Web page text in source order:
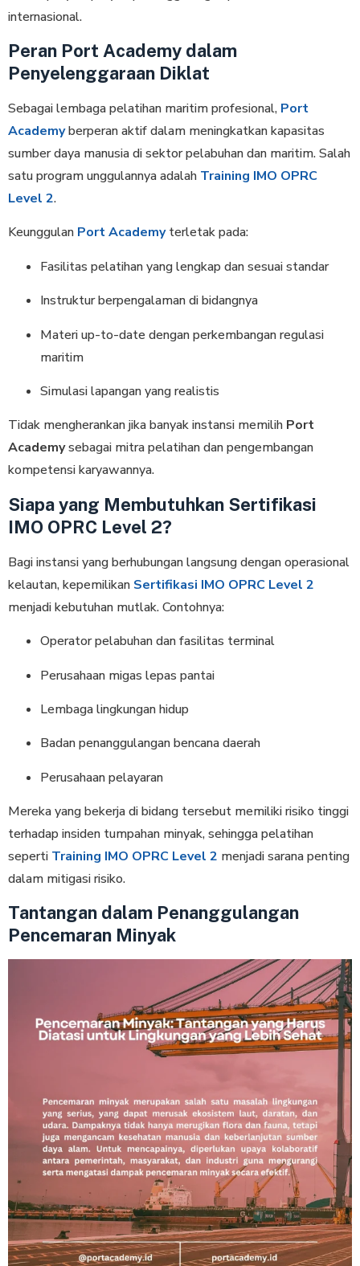
internasional.
Peran Port Academy dalam
Penyelenggaraan Diklat
Sebagai lembaga pelatihan maritim profesional, Port
Academyberperan aktif dalam meningkatkan kapasitas
sumber daya manusia di sektor pelabuhan dan maritim. Salah
satu program unggulannya adalah Training IMO OPRC
Level 2.
Keunggulan Port Academyterletak pada:
Fasilitas pelatihan yang lengkap dan sesuai standar
Instruktur berpengalaman di bidangnya
Materi up-to-date dengan perkembangan regulasi
maritim
Simulasi lapangan yang realistis
Tidak mengherankan jika banyak instansi memilih Port
Academysebagai mitra pelatihan dan pengembangan
kompetensi karyawannya.
Siapa yang Membutuhkan Sertifikasi
IMO OPRC Level 2?
Bagi instansi yang berhubungan langsung dengan operasional
kelautan, kepemilikan Sertifikasi IMO OPRC Level 2
menjadi kebutuhan mutlak. Contohnya:
Operator pelabuhan dan fasilitas terminal
Perusahaan migas lepas pantai
Lembaga lingkungan hidup
Badan penanggulangan bencana daerah
Perusahaan pelayaran
Mereka yang bekerja di bidang tersebut memiliki risiko tinggi
terhadap insiden tumpahan minyak, sehingga pelatihan
seperti Training IMO OPRC Level 2 menjadi sarana penting
dalam mitigasi risiko.
Tantangan dalam Penanggulangan
Pencemaran Minyak